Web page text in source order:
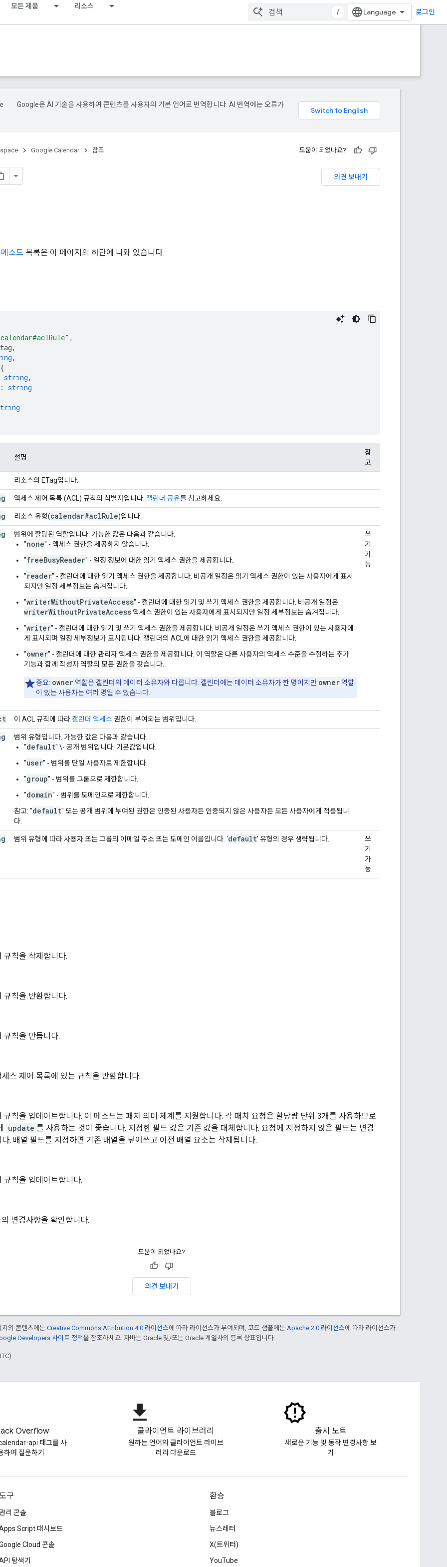
모든 제품 리소스
/ 로그인
Google은 AI 기술을 사용하여 콘텐츠를 사용자의 기본 언어로 번역합니다. AI 번역에는 오류가
Google Calendar 참조 도움이 되었나요?
의견 보내기
메소드 목록은 이 페이지의 하단에 나와 있습니다.
,
,
,
string,
: string
설명
참
고
리소스의 ETag입니다.
액세스 제어 목록 (ACL) 규칙의 식별자입니다. 캘린더 공유를 참고하세요.
리소스 유형(calendar#aclRule)입니다.
범위에 할당된 역할입니다. 가능한 값은 다음과 같습니다.
"none" - 액세스 권한을 제공하지 않습니다.
"freeBusyReader" - 일정 정보에 대한 읽기 액세스 권한을 제공합니다.
"reader" - 캘린더에 대한 읽기 액세스 권한을 제공합니다. 비공개 일정은 읽기 액세스 권한이 있는 사용자에게 표시
되지만 일정 세부정보는 숨겨집니다.
"writerWithoutPrivateAccess" - 캘린더에 대한 읽기 및 쓰기 액세스 권한을 제공합니다. 비공개 일정은
writerWithoutPrivateAccess 액세스 권한이 있는 사용자에게 표시되지만 일정 세부정보는 숨겨집니다.
"writer" - 캘린더에 대한 읽기 및 쓰기 액세스 권한을 제공합니다. 비공개 일정은 쓰기 액세스 권한이 있는 사용자에
게 표시되며 일정 세부정보가 표시됩니다. 캘린더의 ACL에 대한 읽기 액세스 권한을 제공합니다.
"owner" - 캘린더에 대한 관리자 액세스 권한을 제공합니다. 이 역할은 다른 사용자의 액세스 수준을 수정하는 추가
기능과 함께 작성자 역할의 모든 권한을 갖습니다.
중요: owner 역할은 캘린더의 데이터 소유자와 다릅니다. 캘린더에는 데이터 소유자가 한 명이지만 owner 역할
이 있는 사용자는 여러 명일 수 있습니다.
쓰
기
가
능
이 ACL 규칙에 따라캘린더 액세스 권한이 부여되는 범위입니다.
범위 유형입니다. 가능한 값은 다음과 같습니다.
"default" \- 공개 범위입니다. 기본값입니다.
"user" - 범위를 단일 사용자로 제한합니다.
"group" - 범위를 그룹으로 제한합니다.
"domain" - 범위를 도메인으로 제한합니다.
참고: "default" 또는 공개 범위에 부여된 권한은 인증된 사용자든 인증되지 않은 사용자든 모든 사용자에게 적용됩니
다.
범위 유형에 따라 사용자 또는 그룹의 이메일 주소 또는 도메인 이름입니다. 'default' 유형의 경우 생략됩니다.
쓰
기
가
능
규칙을 삭제합니다.
규칙을 반환합니다.
규칙을 만듭니다.
세스 제어 목록에 있는 규칙을 반환합니다.
규칙을 업데이트합니다. 이 메소드는 패치 의미 체계를 지원합니다. 각 패치 요청은 할당량 단위 3개를 사용하므로
update 를 사용하는 것이 좋습니다. 지정한 필드 값은 기존 값을 대체합니다. 요청에 지정하지 않은 필드는 변경
다. 배열 필드를 지정하면 기존 배열을 덮어쓰고 이전 배열 요소는 삭제됩니다.
규칙을 업데이트합니다.
의 변경사항을 확인합니다.
도움이 되었나요?
의견 보내기
지의 콘텐츠에는 Creative Commons Attribution 4.0 라이선스에 따라 라이선스가 부여되며, 코드 샘플에는 Apache 2.0 라이선스에 따라 라이선스가
Developers 사이트 정책을 참조하세요. 자바는 Oracle 및/또는 Oracle 계열사의 등록 상표입니다.
Overflow
api 태그를 사
하여 질문하기
file_download
클라이언트 라이브러리
원하는 언어의 클라이언트 라이브
러리 다운로드
출시 노트
새로운 기능 및 동작 변경사항 보
기
도구
관리 콘솔
Script 대시보드
Cloud 콘솔
탐색기
환승
블로그
뉴스레터
X(트위터)
YouTube